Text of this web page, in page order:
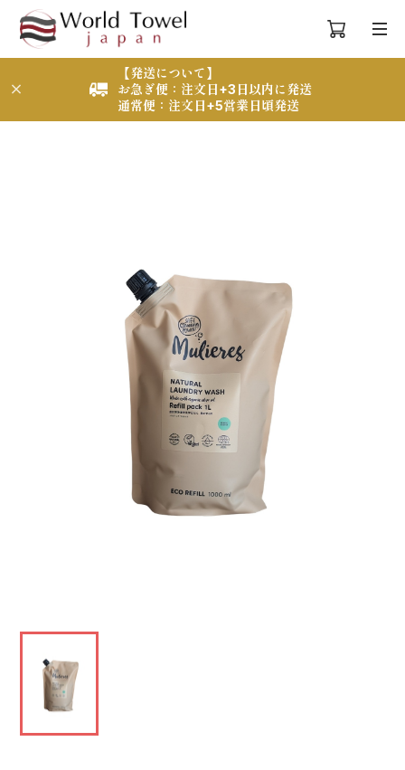
【発送について】
お急ぎ便：注文日+3日以内に発送
通常便：注文日+5営業日頃発送